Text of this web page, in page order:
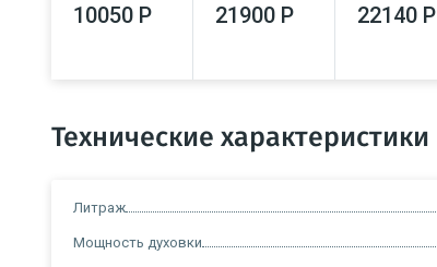
10050 Р 21900 Р 22140 Р
Технические характеристики
Литраж
Мощность духовки